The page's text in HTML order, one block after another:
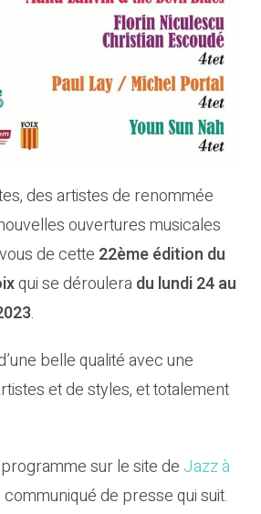
des artistes de renommée
ouvertures musicales
de cette 22ème édition du
qui se dérouleradu lundi 24 au
.
belle qualité avec une
et de styles, et totalement
sur le site de Jazz à
de presse qui suit.